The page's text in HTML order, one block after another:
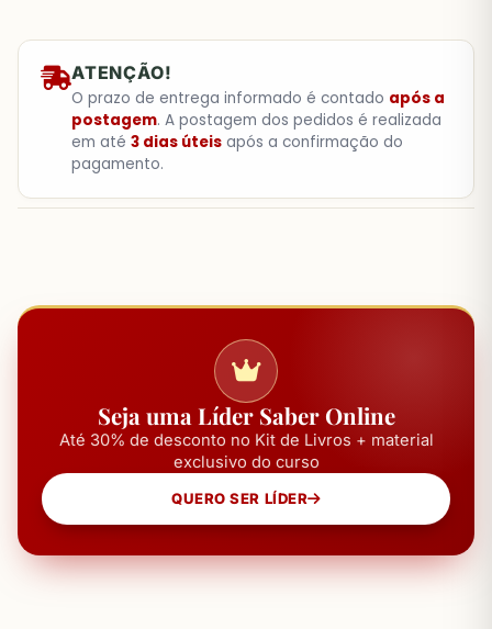
ATENÇÃO!
O prazo de entrega informado é contado após a
postagem. A postagem dos pedidos é realizada
em até 3 dias úteis após a confirmação do
pagamento.
Seja uma Líder Saber Online
Até 30% de desconto no Kit de Livros + material
exclusivo do curso
QUERO SER LÍDER